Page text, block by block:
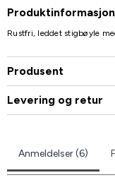
Produktinformasjon
Rustfri, leddet stigbøyle
Produsent
Levering og retur
Anmeldelser (6)